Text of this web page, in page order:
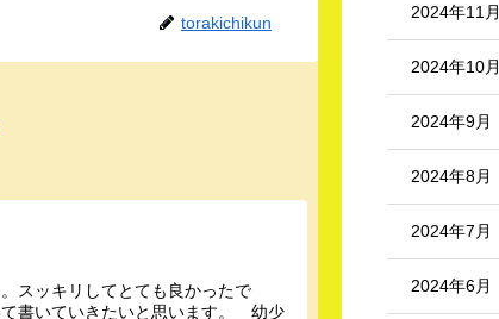
torakichikun
スッキリしてとても良かったで
書いていきたいと思います。 幼少
2024年11月
2024年10月
2024年9月
2024年8月
2024年7月
2024年6月